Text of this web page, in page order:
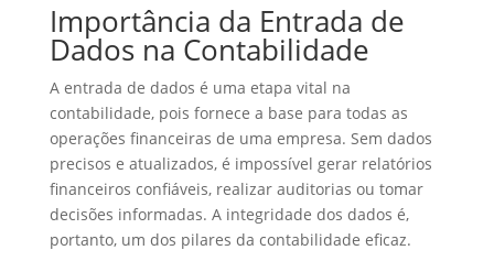
Importância da Entrada de
Dados na Contabilidade
A entrada de dados é uma etapa vital na
contabilidade, pois fornece a base para todas as
operações financeiras de uma empresa. Sem dados
precisos e atualizados, é impossível gerar relatórios
financeiros confiáveis, realizar auditorias ou tomar
decisões informadas. A integridade dos dados é,
portanto, um dos pilares da contabilidade eficaz.